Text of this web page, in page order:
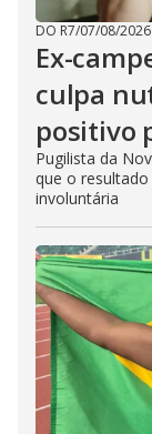
DO R7/07/08/2026
Ex-
culpa
positivo
Pugilista da
que o
involuntária